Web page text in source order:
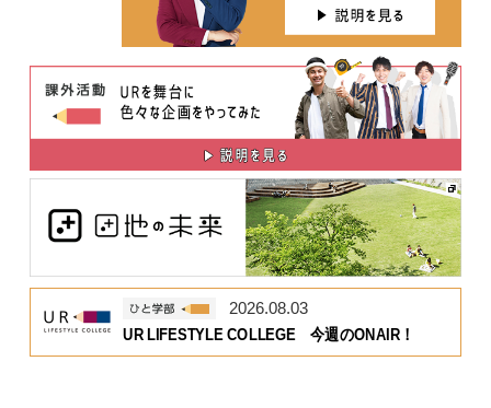
2026.08.03
UR LIFESTYLE COLLEGE 今週のONAIR！